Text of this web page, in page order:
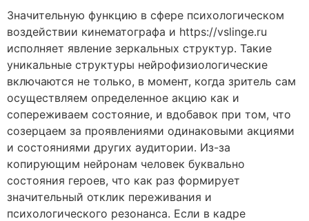
Значительную функцию в сфере психологическом
воздействии кинематографа и https://vslinge.ru
исполняет явление зеркальных структур. Такие
уникальные структуры нейрофизиологические
включаются не только, в момент, когда зритель сам
осуществляем определенное акцию как и
сопереживаем состояние, и вдобавок при том, что
созерцаем за проявлениями одинаковыми акциями
и состояниями других аудитории. Из-за
копирующим нейронам человек буквально
состояния героев, что как раз формирует
значительный отклик переживания и
психологического резонанса. Если в кадре